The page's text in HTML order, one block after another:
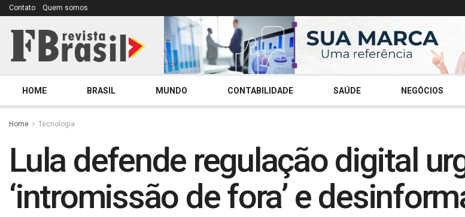
Contato Quem somos
HOME BRASIL MUNDO CONTABILIDADE SAÚDE NEGÓCIOS
Home Tecnologia
Lula defende regulação digital
‘intromissão de fora’ e